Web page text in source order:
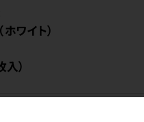
ワイト）
）